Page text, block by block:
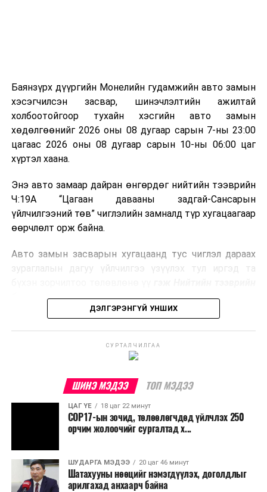
болон дулааны эрчим хүч үйлдвэрлэхэд ашиглаж
болдог. Зарим технологийн хувьд шаталтын дараа
үлдэх үнснээс фосфор зэрэг ашигт эрдсийг сэргээн
авах боломжтой аж.
Япон, Герман, Швейцар, Нидерланд, Өмнөд Солонгос
зэрэг улс лаг хатаах, шатаах технологийг ашиглаж
байна. Тухайлбал, Германд лаг шатаах үйлдвэрээс
гарсан үнснээс фосфор сэргээн авах технологи
ашигладаг бол Нидерландад төвлөрсөн лаг
боловсруулах үйлдвэрүүдээр дулаан, цахилгаан
Ийнхүү лаг хатаах, шатаах технологийг лагийн
улсад өргөн ашиглаж байна.
Баянзүрх дүүргийн Монелийн гудамжийн авто замын
хэсэгчилсэн засвар, шинэчлэлтийн ажилтай
холбоотойгоор тухайн хэсгийн авто замын
хөдөлгөөнийг 2026 оны 08 дугаар сарын 7-ны 23:00
цагаас 2026 оны 08 дугаар сарын 10-ны 06:00 цаг
хүртэл хаана.
Энэ авто замаар дайран өнгөрдөг нийтийн тээврийн
Ч:19А “Цагаан давааны задгай-Сансарын
үйлчилгээний төв” чиглэлийн замналд түр хугацаагаар
өөрчлөлт орж байна.
Авто замын засварын хугацаанд тус чиглэл дараах
зураглалын дагуу үйлчилгээ үзүүлэх тул иргэд та
бодлогын газраас мэдээллээ.
ДЭЛГЭРЭНГҮЙ УНШИХ
СУРТАЛЧИЛГАА
ШИНЭ МЭДЭЭ ТОП МЭДЭЭ
ЦАГ ҮЕ 18 цаг 22 минут
COP17-ын зочид, төлөөлөгчдөд үйлчлэх 250
орчим жолоочийг сургалтад х...
ШУДАРГА МЭДЭЭ 20 цаг 46 минут
Шатахууны нөөцийг нэмэгдүүлэх, доголдлыг
арилгахад анхаарч байна